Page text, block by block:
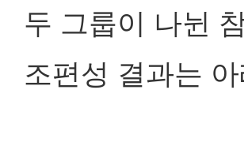
두 그룹이 나뉜
조편성 결과는